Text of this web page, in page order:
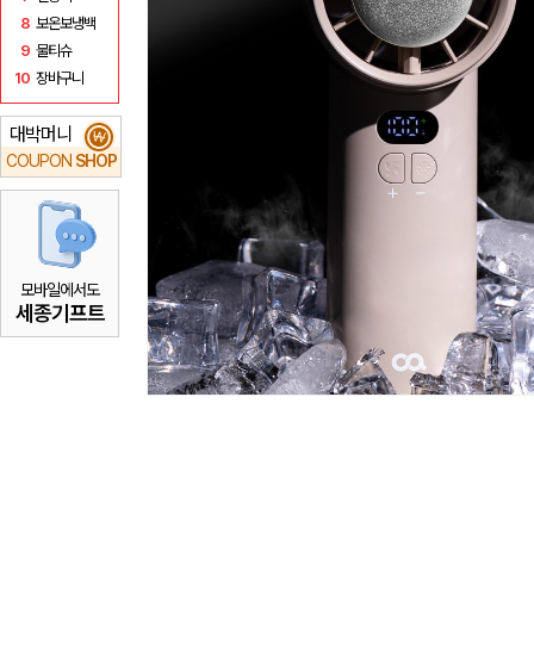
8 보온보냉백
9 물티슈
10 장바구니
대박머니
COUPON SHOP
₩
모바일에서도
세종기프트